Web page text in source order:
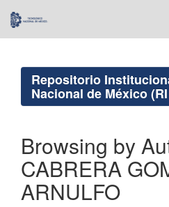
navigation
Repositorio
Nacional de México
Browsing by
CABRERA
ARNULFO